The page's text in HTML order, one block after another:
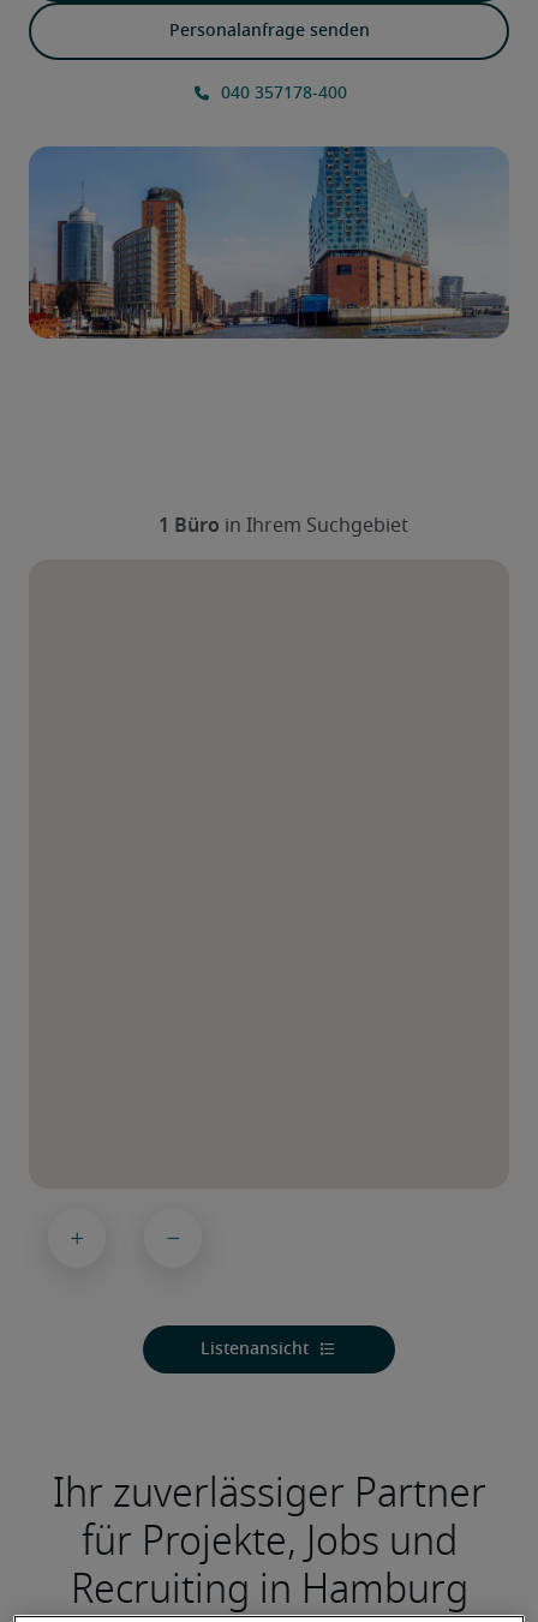
Personalanfrage senden
Ihr zuverlässiger Partner
für Projekte, Jobs und
Recruiting in Hamburg